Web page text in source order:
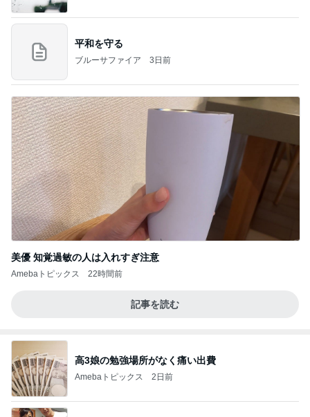
平和を守る
ブルーサファイア 3日前
美優 知覚過敏の人は入れすぎ注意
Amebaトピックス 22時間前
記事を読む
高3娘の勉強場所がなく痛い出費
Amebaトピックス 2日前